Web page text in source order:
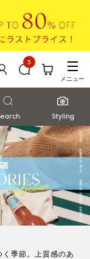
3
メニュー
Styling
季節。上質感のあ